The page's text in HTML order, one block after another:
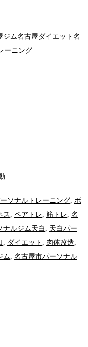
ジム名古屋ダイエット名
ーニング
ソナルトレーニング
ボ
ス ペアトレ 筋トレ 名
ナルジム天白
天白パー
ダイエット 肉体改造
ム
名古屋市パーソナル